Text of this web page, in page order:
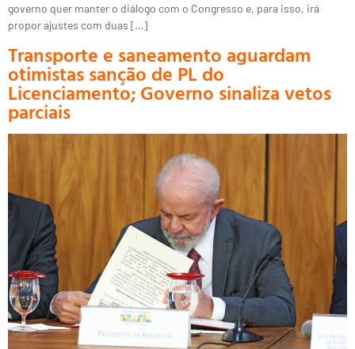
governo quer manter o diálogo com o Congresso e, para isso, irá
propor ajustes com duas […]
Transporte e saneamento aguardam
otimistas sanção de PL do
Licenciamento; Governo sinaliza vetos
parciais